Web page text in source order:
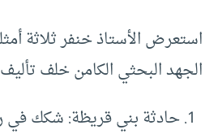
استعرض الأستاذ خنفر ثلاثة
الجهد البحثي الكامن خلف